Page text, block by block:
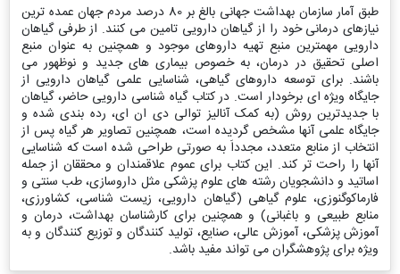
طبق آمار سازمان بهداشت جهانی بالغ بر 80 درصد مردم جهان عمده ترین
نیازهای درمانی خود را از گیاهان دارویی تامین می کنند. از طرفی گیاهان
دارویی مهمترین منبع تهیه داروهای موجود و همچنین به عنوان منبع
اصلی تحقیق در درمان، به خصوص بیماری های جدید و نوظهور می
باشند. برای توسعه داروهای گیاهی، شناسایی علمی گیاهان دارویی از
جایگاه ویژه ای برخودار است. در کتاب گیاه شناسی دارویی حاضر، گیاهان
با جدیدترین روش (به کمک آنالیز توالی دی ان ای، رده بندی شده و
جایگاه علمی آنها مشخص گردیده است، همچنین تصاویر هر گیاه پس از
انتخاب از منابع متعدد، مجدداَ به صورتی طراحی شده است که شناسایی
آنها را راحت تر کند. این کتاب برای عموم علاقمندان و محققان از جمله
اساتید و دانشجویان رشته های علوم پزشکی مثل داروسازی، طب سنتی و
فارماکوگنوزی، علوم گیاهی (گیاهان دارویی، زیست شناسی، کشاورزی،
منابع طبیعی و باغبانی) و همچنین برای کارشناسان بهداشت، درمان و
آموزش پزشکی، آموزش عالی، صنایع، تولید کنندگان و توزیع کنندگان و به
ویژه برای پژوهشگران می تواند مفید باشد.